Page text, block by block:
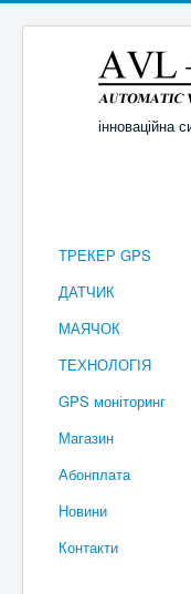
інноваційна
ТРЕКЕР GPS
ДАТЧИК
МАЯЧОК
ТЕХНОЛОГІЯ
GPS моніторинг
Магазин
Абонплата
Новини
Контакти